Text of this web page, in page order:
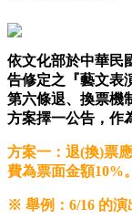
依文化部於中華民
告修定之『藝文表
第六條退、換票機
方案擇一公告，作
方案一： 退(換)票
費為票面金額10%。
※ 舉例：6/16 的演